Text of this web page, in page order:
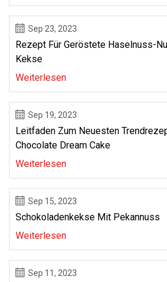
Sep 23, 2023
Rezept Für Geröstete Haselnuss-
Kekse
Weiterlesen
Sep 19, 2023
Leitfaden Zum Neuesten
Chocolate Dream Cake
Weiterlesen
Sep 15, 2023
Schokoladenkekse Mit Pekannuss
Weiterlesen
Sep 11, 2023